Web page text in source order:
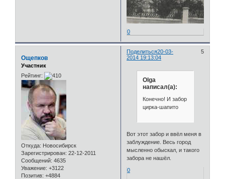
0
Поделиться 5
20-03-
2014 19:13:04
Ощепков
Участник
Рейтинг:
Откуда: Новосибирск
Зарегистрирован: 22-12-2011
Сообщений: 4635
Уважение: +3122
Позитив: +4884
Olga
написал(а):
Конечно! И забор
цирка-шапито
Вот этот забор и ввёл меня в
заблуждение. Весь город
мысленно обыскал, и такого
забора не нашёл.
0